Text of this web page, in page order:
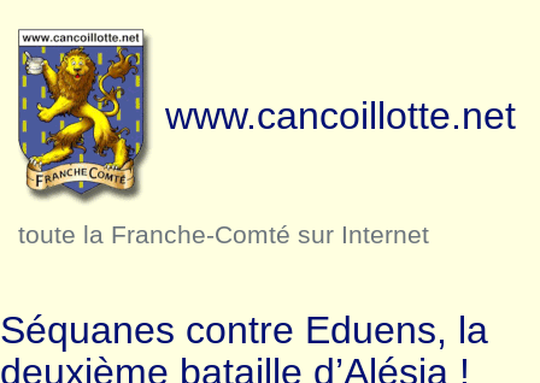
www.cancoillotte.net
toute la Franche-Comté sur Internet
Séquanes contre Eduens, la
deuxième bataille d’Alésia !